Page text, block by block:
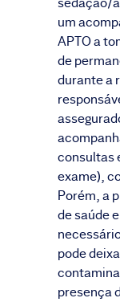
um
APTO a
de
durante a
consultas
exame),
Porém, a
de saúde
pode
presença